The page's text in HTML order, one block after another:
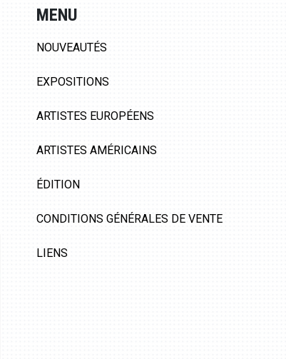
MENU
NOUVEAUTÉS
EXPOSITIONS
ARTISTES EUROPÉENS
ARTISTES AMÉRICAINS
ÉDITION
CONDITIONS GÉNÉRALES DE VENTE
LIENS